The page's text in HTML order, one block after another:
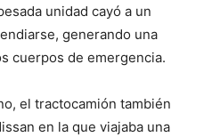
unidad cayó a un
generando una
cuerpos de emergencia.
el tractocamión también
en la que viajaba una